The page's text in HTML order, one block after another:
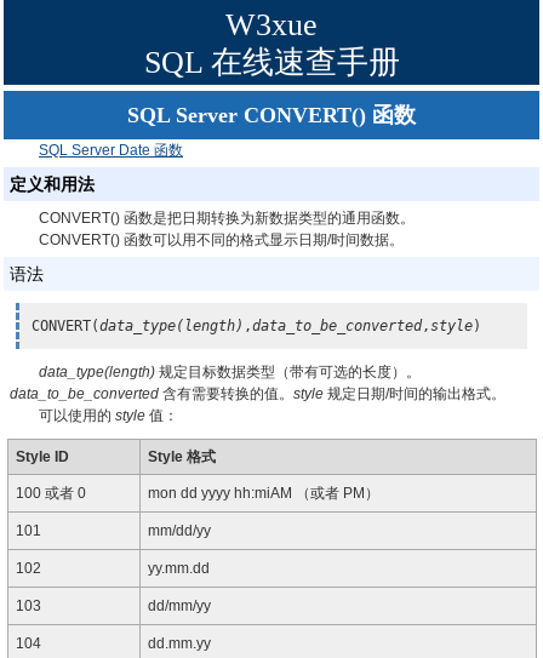
W3xue
SQL 在线速查手册
SQL Server CONVERT() 函数
SQL Server Date 函数
定义和用法
CONVERT() 函数是把日期转换为新数据类型的通用函数。
CONVERT() 函数可以用不同的格式显示日期/时间数据。
语法
CONVERT(data_type(length) ,data_to_be_converted,style)
data_type(length) 规定目标数据类型（带有可选的长度）。
data_to_be_converted 含有需要转换的值。 style 规定日期/时间的输出格式。
可以使用的 style 值：
Style ID Style 格式
100 或者 0 mon dd yyyy hh:miAM （或者 PM）
101 mm/dd/yy
102 yy.mm.dd
103 dd/mm/yy
104 dd.mm.yy